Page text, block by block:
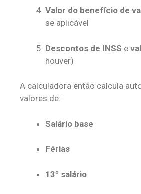
Valor do benefício de
se aplicável
Descontos de INSS e
houver)
A calculadora então calcula
valores de:
Salário base
Férias
13º salário